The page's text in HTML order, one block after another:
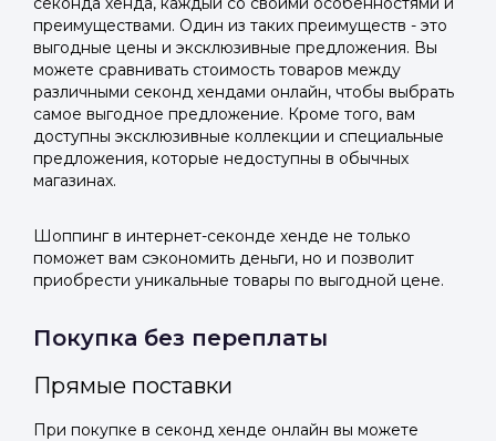
преимуществами. Один из таких преимуществ - это
выгодные цены и эксклюзивные предложения. Вы
можете сравнивать стоимость товаров между
различными секонд хендами онлайн, чтобы выбрать
самое выгодное предложение. Кроме того, вам
доступны эксклюзивные коллекции и специальные
предложения, которые недоступны в обычных
магазинах.
Шоппинг в интернет-секонде хенде не только
поможет вам сэкономить деньги, но и позволит
приобрести уникальные товары по выгодной цене.
Покупка без переплаты
Прямые поставки
При покупке в секонд хенде онлайн вы можете